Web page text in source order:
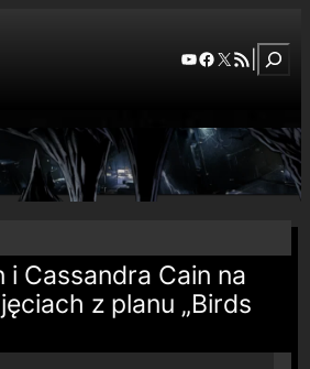
YouTube
Facebook
X RSS Feed
i Cassandra Cain na
z planu „Birds